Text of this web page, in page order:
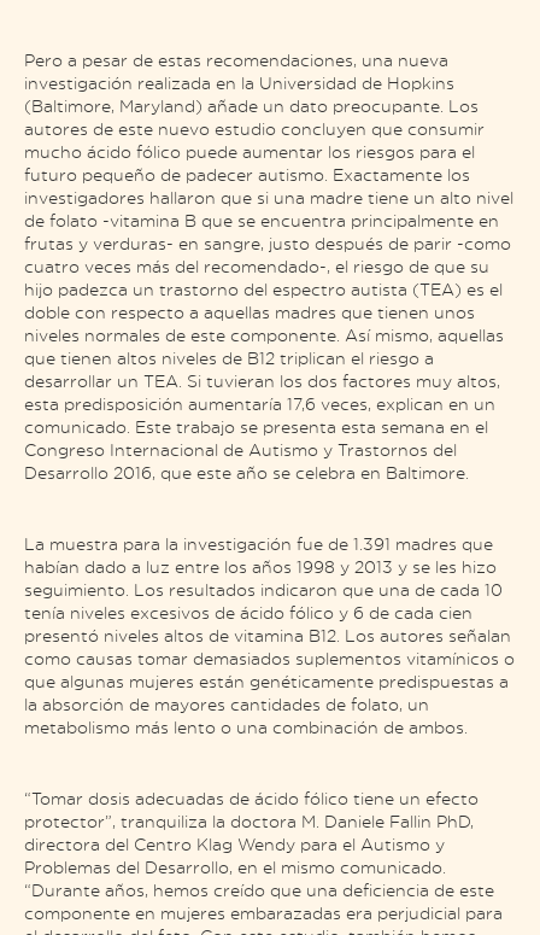
Pero a pesar de estas recomendaciones, una nueva
investigación realizada en la Universidad de Hopkins
(Baltimore, Maryland) añade un dato preocupante. Los
autores de este nuevo estudio concluyen que consumir
mucho ácido fólico puede aumentar los riesgos para el
futuro pequeño de padecer autismo. Exactamente los
investigadores hallaron que si una madre tiene un alto nivel
de folato -vitamina B que se encuentra principalmente en
frutas y verduras- en sangre, justo después de parir -como
cuatro veces más del recomendado-, el riesgo de que su
hijo padezca un trastorno del espectro autista (TEA) es el
doble con respecto a aquellas madres que tienen unos
niveles normales de este componente. Así mismo, aquellas
que tienen altos niveles de B12 triplican el riesgo a
desarrollar un TEA. Si tuvieran los dos factores muy altos,
esta predisposición aumentaría 17,6 veces, explican en un
comunicado. Este trabajo se presenta esta semana en el
Congreso Internacional de Autismo y Trastornos del
Desarrollo 2016, que este año se celebra en Baltimore.
La muestra para la investigación fue de 1.391 madres que
habían dado a luz entre los años 1998 y 2013 y se les hizo
seguimiento. Los resultados indicaron que una de cada 10
tenía niveles excesivos de ácido fólico y 6 de cada cien
presentó niveles altos de vitamina B12. Los autores señalan
como causas tomar demasiados suplementos vitamínicos o
que algunas mujeres están genéticamente predispuestas a
la absorción de mayores cantidades de folato, un
metabolismo más lento o una combinación de ambos.
“Tomar dosis adecuadas de ácido fólico tiene un efecto
protector”, tranquiliza la doctora M. Daniele Fallin PhD,
directora del Centro Klag Wendy para el Autismo y
Problemas del Desarrollo, en el mismo comunicado.
“Durante años, hemos creído que una deficiencia de este
componente en mujeres embarazadas era perjudicial para